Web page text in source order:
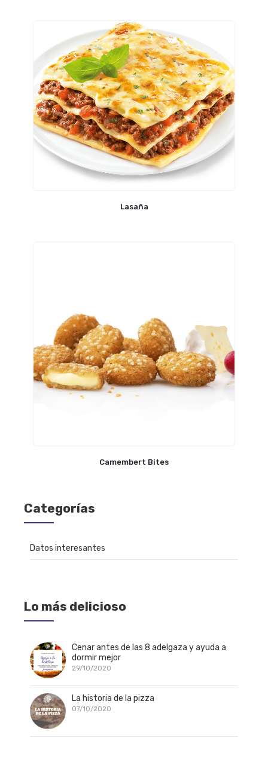
Lasaña
Camembert Bites
Categorías
Datos interesantes
Lo más delicioso
Cenar antes de las 8 adelgaza y ayuda a
dormir mejor
29/10/2020
La historia de la pizza
07/10/2020